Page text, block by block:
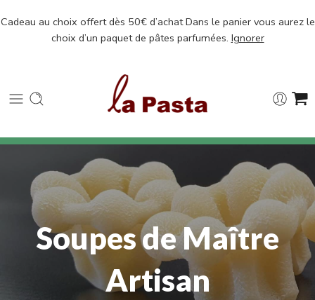
Cadeau au choix offert dès 50€ d’achat Dans le panier vous aurez le
choix d’un paquet de pâtes parfumées. Ignorer
Soupes de Maître
Artisan